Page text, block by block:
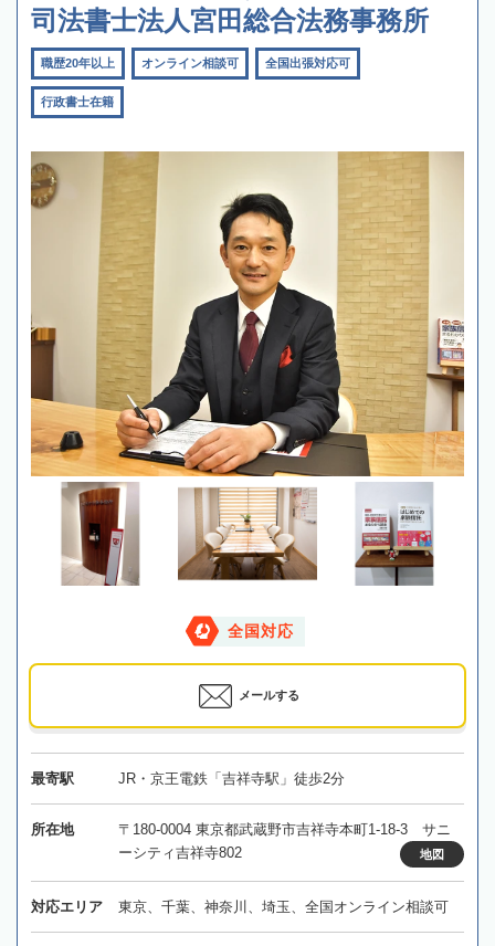
司法書士法人宮田総合法務事務所
職歴20年以上 オンライン相談可 全国出張対応可
行政書士在籍
全国対応
メールする
最寄駅 JR・京王電鉄「吉祥寺駅」徒歩2分
所在地
〒180-0004 東京都武蔵野市吉祥寺本町1-18-3 サニ
ーシティ吉祥寺802
地図
対応エリア 東京、千葉、神奈川、埼玉、全国オンライン相談可